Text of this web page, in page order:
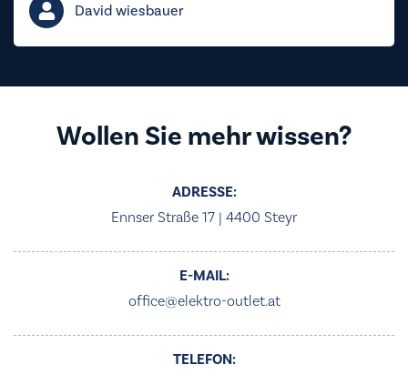
David wiesbauer
Wollen Sie mehr wissen?
ADRESSE:
Ennser Straße 17 | 4400 Steyr
E-MAIL:
office@elektro-outlet.at
TELEFON: